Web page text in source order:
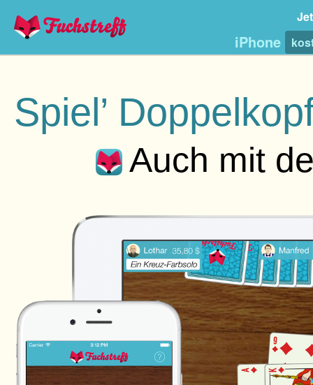
iPhone
Spiel’
Auch mit